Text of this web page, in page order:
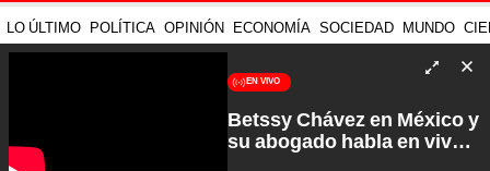
LO ÚLTIMO POLÍTICA OPINIÓN ECONOMÍA SOCIEDAD MUNDO
EN VIVO
Betssy Chávez en México y
su abogado habla en vivo |